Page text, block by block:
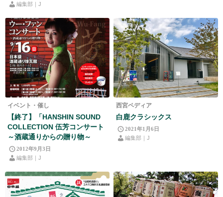
編集部｜J
イベント・催し
【終了】「HANSHIN SOUND
COLLECTION 伍芳コンサート
～酒蔵通りからの贈り物～
2012年9月3日
編集部｜J
西宮ペディア
白鹿クラシックス
2021年1月6日
編集部｜J